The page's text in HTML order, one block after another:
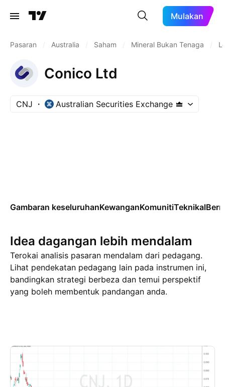
Mulakan
Pasaran Australia Saham Mineral Bukan Tenaga
Conico Ltd
CNJ Australian Securities Exchange
Gambaran keseluruhanKewanganKomunitiTeknikal
Idea dagangan lebih mendalam
Terokai analisis pasaran mendalam dari pedagang.
Lihat pendekatan pedagang lain pada instrumen ini,
bandingkan strategi berbeza dan temui perspektif
yang boleh membentuk pandangan anda.